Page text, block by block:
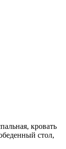
кровать
стол,